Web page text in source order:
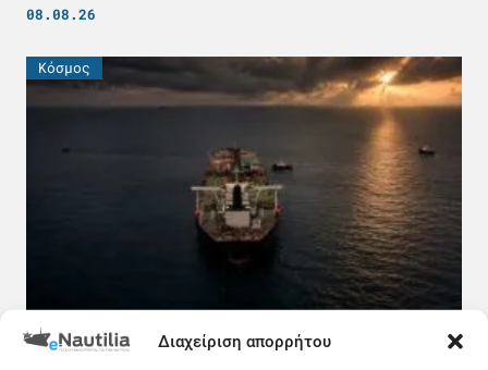
Διαχείριση απορρήτου
08.08.26
Κόσμος
Πετρέλαιο σε τιμή ευκαιρίας και τα δυσεύρετα
δεξαμενόπλοια: Τι συμβαίνει στον Περσικό